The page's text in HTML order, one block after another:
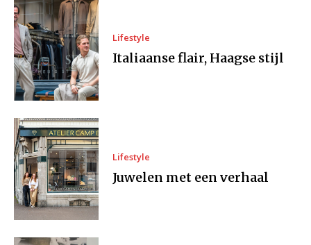
Lifestyle
Italiaanse flair, Haagse stijl
Lifestyle
Juwelen met een verhaal